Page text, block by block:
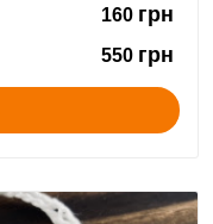
160 грн
550 грн